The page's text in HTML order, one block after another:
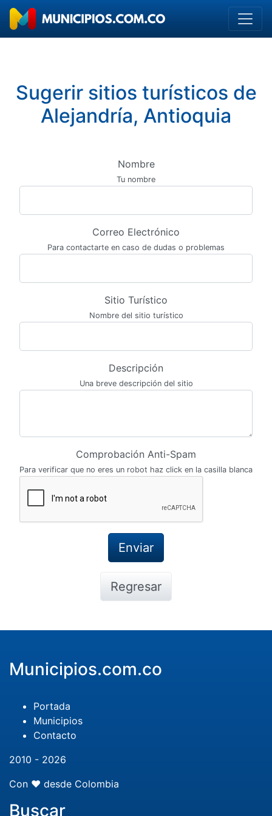
Sugerir sitios turísticos de
Alejandría, Antioquia
Nombre
Tu nombre
Correo Electrónico
Para contactarte en caso de dudas o problemas
Sitio Turístico
Nombre del sitio turístico
Descripción
Una breve descripción del sitio
Comprobación Anti-Spam
Para verificar que no eres un robot haz click en la casilla blanca
Regresar
Municipios.com.co
Portada
Municipios
Contacto
2010 - 2026
Con ❤️ desde Colombia
Buscar